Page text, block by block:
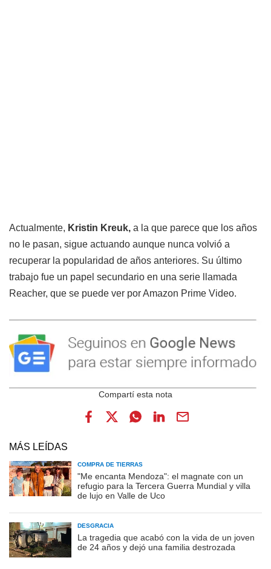
Actualmente, Kristin Kreuk, a la que parece que los años
no le pasan, sigue actuando aunque nunca volvió a
recuperar la popularidad de años anteriores. Su último
trabajo fue un papel secundario en una serie llamada
Reacher, que se puede ver por Amazon Prime Video.
MÁS LEÍDAS
COMPRA DE TIERRAS
"Me encanta Mendoza": el magnate con un
refugio para la Tercera Guerra Mundial y villa
de lujo en Valle de Uco
DESGRACIA
La tragedia que acabó con la vida de un joven
de 24 años y dejó una familia destrozada